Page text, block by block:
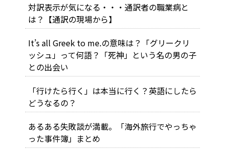
対訳表示が気になる・・・通訳者の職業病と
は？【通訳の現場から】
It’s all Greek to me.の意味は？「グリークリ
ッシュ」って何語？「死神」という名の男の子
との出会い
「行けたら行く」は本当に行く？英語にしたら
どうなるの？
あるある失敗談が満載。「海外旅行でやっちゃ
った事件簿」まとめ